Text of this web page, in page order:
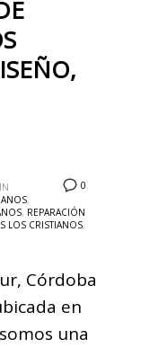
0
,
, REPARACIÓN
LOS CRISTIANOS,
Córdoba
en
una